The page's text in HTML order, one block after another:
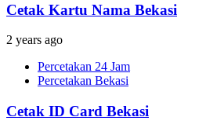
Cetak Kartu Nama Bekasi
2 years ago
Percetakan 24 Jam
Percetakan Bekasi
Cetak ID Card Bekasi